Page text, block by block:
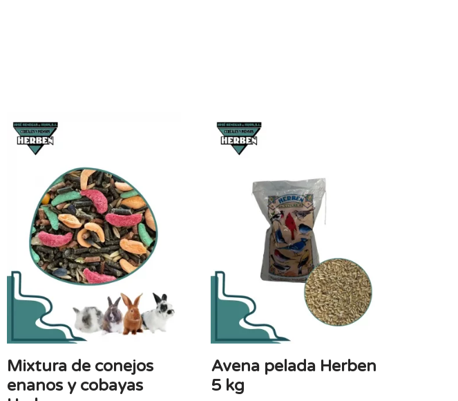
Mixtura de conejos
enanos y cobayas
Avena pelada Herben
5 kg